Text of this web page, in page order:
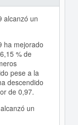
alcanzó un
ha mejorado
% de
pese a la
descendido
de 0,97.
un